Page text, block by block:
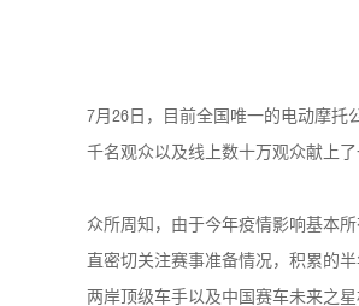
7月26日，目前全国唯一的电动摩
千名观众以及线上数十万观众献上
众所周知，由于今年疫情影响基本
直密切关注赛事准备情况，积累的
两岸顶级车手以及中国赛车未来之